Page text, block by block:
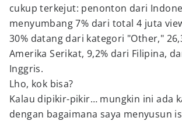
cukup terkejut: penonton dari
menyumbang 7% dari total 4 juta
30% datang dari kategori "Other,"
Amerika Serikat, 9,2% dari Filipina,
Inggris.
Lho, kok bisa?
Kalau dipikir-pikir… mungkin ini ada
dengan bagaimana saya menyusun